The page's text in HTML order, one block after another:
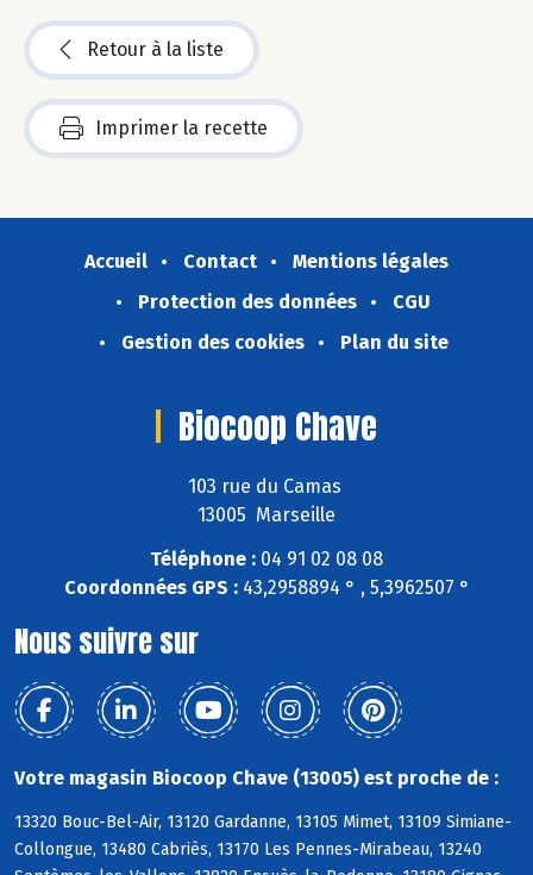
Retour à la liste
Imprimer la recette
Accueil Contact
Mentions légales
Protection des données
CGU
Gestion des cookies
Plan du site
Biocoop Chave
103 rue du Camas
13005 Marseille
Téléphone : 04 91 02 08 08
Coordonnées GPS :43,2958894 ° , 5,3962507 °
Nous suivre sur
Votre magasin Biocoop Chave (13005) est proche de :
13320 Bouc-Bel-Air, 13120 Gardanne, 13105 Mimet, 13109 Simiane-
Collongue, 13480 Cabriès, 13170 Les Pennes-Mirabeau, 13240